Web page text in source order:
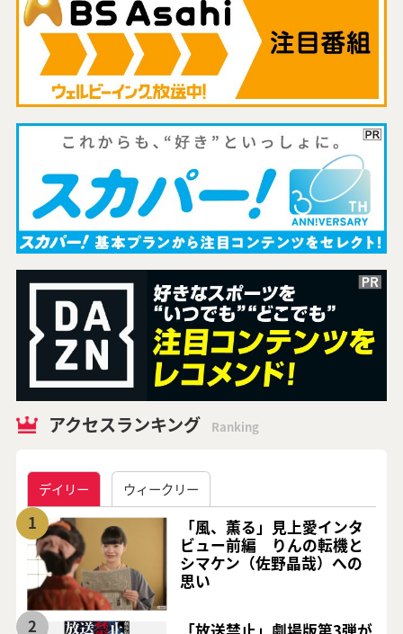
アクセスランキング Ranking
デイリー ウィークリー
1
「風、薫る」見上愛インタ
ビュー前編 りんの転機と
シマケン（佐野晶哉）への
思い
2